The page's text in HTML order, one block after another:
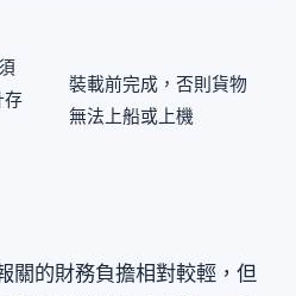
存
裝載前完成，否則貨物
無法上船或上機
關的財務負擔相對較輕，但